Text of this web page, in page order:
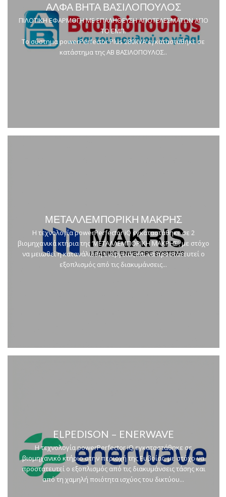
ΑΛΦΑ ΒΗΤΑ ΒΑΣΙΛΟΠΟΥΛΟΣ
ΠΙΛΟΤΙΚΗ ΕΦΑΡΜΟΓΗ ΜΕ ΕΠΑΛΗΘΕΥΣΗ ΑΠΟΤΕΛΕΣΜΑΤΩΝ ΑΠΟ
ΤΟ ΕΜΠ.
To σύστημα powerPerfector Plus 280kVA εγκαταστάθηκε σε
κατάστημα της ΑΒ ΒΑΣΙΛΟΠΟΥΛΟΣ..
ΜΕΤΑΛΛΕΜΠΟΡΙΚΗ ΜΑΚΡΗΣ
Η τεχνολογία powerPerfector iQ εγκαταστάθηκε σε 2
βιομηχανικά κτήρια της ‘ΜΕΤΑΛΛΕΜΠΟΡΙΚΗ ΜΑΚΡΗΣ’, με στόχο
να μειωθεί η κατανάλωση ενέργειας και να προστατευτεί ο
εξοπλισμός από τις διακυμάνσεις...
ELPEDISON – ENERWAVE
Η τεχνολογία powerPerfector iQ εγκαταστάθηκε σε
βιομηχανικό κτήριο στην περιοχή της Ευβοίας, με στόχο να
προστατευτεί ο εξοπλισμός από τις διακυμάνσεις τάσης και
από τη χαμηλή ποιότητα ισχύος του δικτύου...